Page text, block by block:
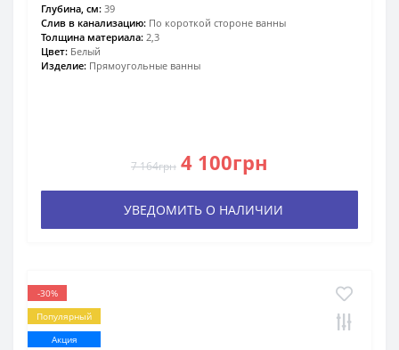
Глубина, см: 39
Слив в канализацию: По короткой стороне ванны
Толщина материала: 2,3
Цвет: Белый
Изделие: Прямоугольные ванны
7 164грн 4 100грн
УВЕДОМИТЬ О НАЛИЧИИ
-30%
Популярный
Акция